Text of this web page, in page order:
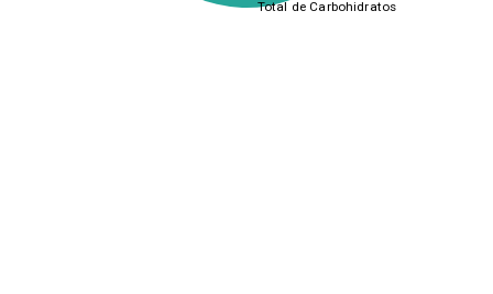
Total de Carbohidratos